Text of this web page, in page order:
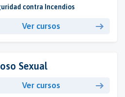
contra Incendios
Ver cursos
Sexual
Ver cursos